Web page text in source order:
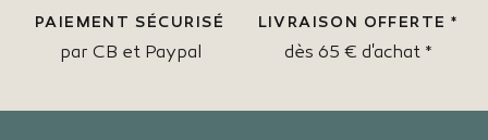
PAIEMENT SÉCURISÉ
par CB et Paypal
LIVRAISON OFFERTE *
dès 65 € d'achat *